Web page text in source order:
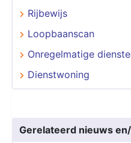
Rijbewijs
Loopbaanscan
Onregelmatige
Dienstwoning
Gerelateerd nieuws